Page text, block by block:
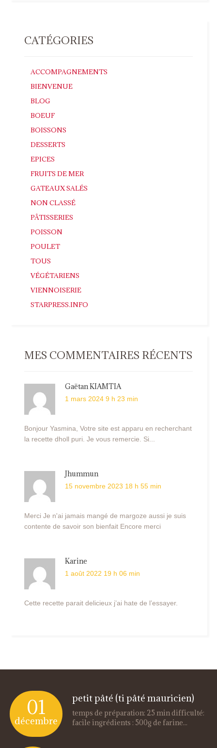
CATÉGORIES
ACCOMPAGNEMENTS
BIENVENUE
BLOG
BOEUF
BOISSONS
DESSERTS
EPICES
FRUITS DE MER
GATEAUX SALÉS
NON CLASSÉ
PÂTISSERIES
POISSON
POULET
TOUS
VÉGÉTARIENS
VIENNOISERIE
STARPRESS.INFO
MES COMMENTAIRES RÉCENTS
Gaëtan KIAMTIA
1 mars 2024 9 h 23 min
Bonjour Yasmina, Votre site est apparu en recherchant
la recette dholl puri. Je vous remercie. Si...
Jhummun
15 novembre 2023 18 h 55 min
Merci Je n'ai jamais mangé de margoze aussi je suis
contente de savoir son bienfait Encore merci
Karine
1 août 2022 19 h 06 min
Cette recette parait delicieux j’ai hate de l’essayer.
01
décembre
petit pâté (ti pâté mauricien)
temps de préparation: 25 min difficulté:
facile ingrédients : 500g de farine...